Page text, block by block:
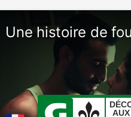
Une histoire de